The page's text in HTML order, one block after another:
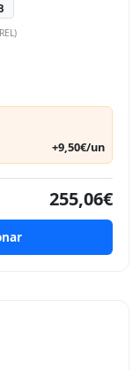
+9,50€/un
255,06€